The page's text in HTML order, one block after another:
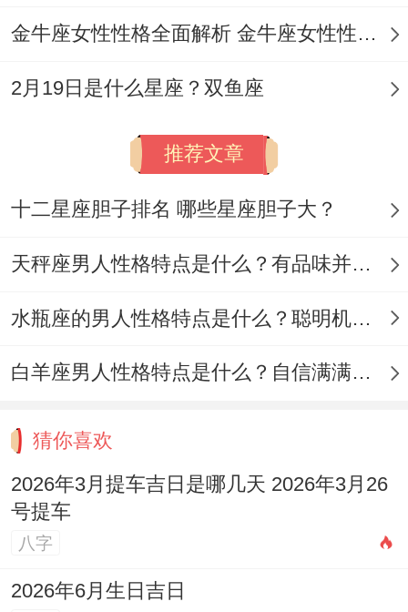
持久多了。
毕竟对水瓶男来说继续下去生长的灵魂才事
以后倘若有人探究星座恋爱学，也许有机会
区别。
金牛座女性性格全面解析 金牛座女性性格与脾气全揭秘
2月19日是什么星座？双鱼座
推荐文章
十二星座胆子排名 哪些星座胆子大？
天秤座男人性格特点是什么？有品味并注重美感
水瓶座的男人性格特点是什么？聪明机智理性冷静
白羊座男人性格特点是什么？自信满满但缺乏耐心
猜你喜欢
2026年3月提车吉日是哪几天 2026年3月26
号提车
八字
2026年6月生日吉日